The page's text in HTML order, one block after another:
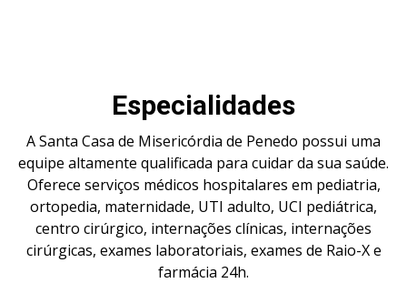
Especialidades
A Santa Casa de Misericórdia de Penedo possui uma
equipe altamente qualificada para cuidar da sua saúde.
Oferece serviços médicos hospitalares em pediatria,
ortopedia, maternidade, UTI adulto, UCI pediátrica,
centro cirúrgico, internações clínicas, internações
cirúrgicas, exames laboratoriais, exames de Raio-X e
farmácia 24h.